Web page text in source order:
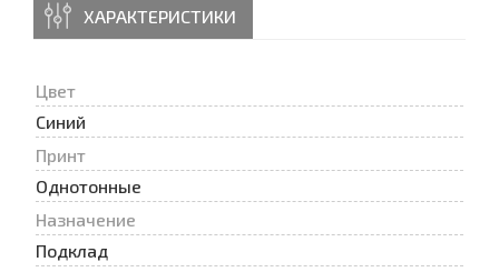
ХАРАКТЕРИСТИКИ
Цвет
Синий
Принт
Oднотонные
Назначение
Подклад